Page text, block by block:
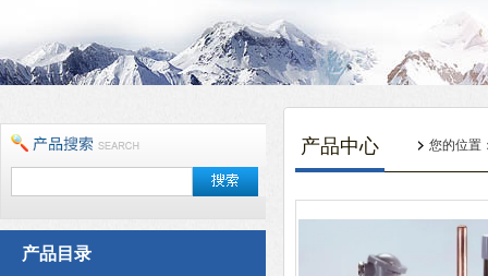
产品目录
产品中心 您的位置